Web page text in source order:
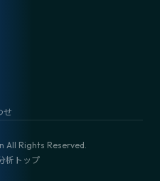
せ
All Rights Reserved.
析トップ